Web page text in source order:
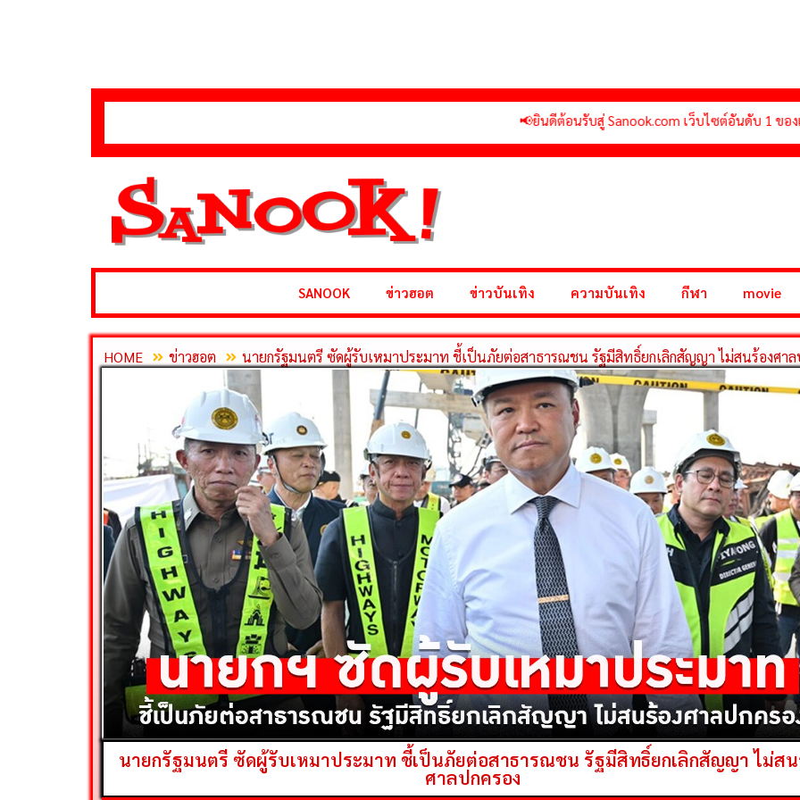
📢ยินดีต้อนรับสู่ Sanook.com เว็บไซต์อันดับ 1 ของเมืองไทยที่รว
SANOOK ข่าวฮอต ข่าวบันเทิง ความบันเทิง กีฬา movie
HOME ข่าวฮอต นายกรัฐมนตรี ซัดผู้รับเหมาประมาท ชี้เป็นภัยต่อสาธารณชน รัฐมีสิทธิ์ยกเลิกสัญญา ไม่สนร้องศาล
นายกรัฐมนตรี ซัดผู้รับเหมาประมาท ชี้เป็นภัยต่อสาธารณชน รัฐมีสิทธิ์ยกเลิกสัญญา ไม่สน
ศาลปกครอง